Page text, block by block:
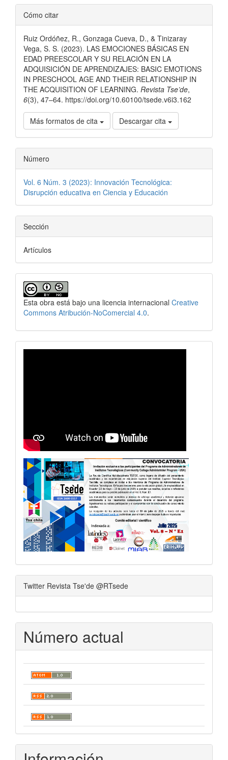
Detalles
del
artículo
Cómo citar
Ruiz Ordóñez, R., Gonzaga Cueva, D., & Tinizaray
Vega, S. S. (2023). LAS EMOCIONES BÁSICAS EN
EDAD PREESCOLAR Y SU RELACIÓN EN LA
ADQUISICIÓN DE APRENDIZAJES: BASIC EMOTIONS
IN PRESCHOOL AGE AND THEIR RELATIONSHIP IN
THE ACQUISITION OF LEARNING. Revista Tse’de,
6(3), 47–64. https://doi.org/10.60100/tsede.v6i3.162
Más formatos de cita Descargar cita
Número
Vol. 6 Núm. 3 (2023): Innovación Tecnológica:
Disrupción educativa en Ciencia y Educación
Sección
Artículos
Esta obra está bajo una licencia internacional Creative
Commons Atribución-NoComercial 4.0.
revistavideo
Twitter Revista Tse'de @RTsede
Número actual